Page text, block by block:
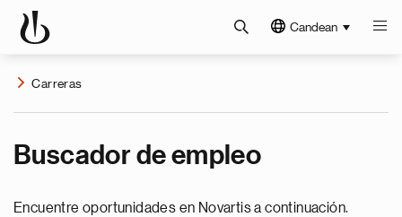
Candean
Carreras
Buscador de empleo
Encuentre oportunidades en Novartis a continuación.